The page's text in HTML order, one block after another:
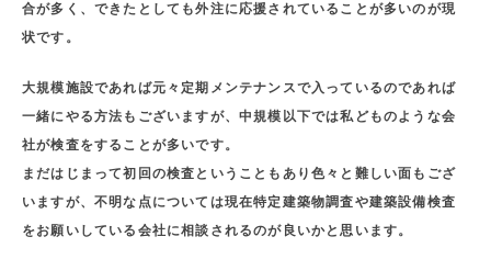
合が多く、できたとしても外注に応援されていることが多いのが現
状です。
大規模施設であれば元々定期メンテナンスで入っているのであれば
一緒にやる方法もございますが、中規模以下では私どものような会
社が検査をすることが多いです。
まだはじまって初回の検査ということもあり色々と難しい面もござ
いますが、不明な点については現在特定建築物調査や建築設備検査
をお願いしている会社に相談されるのが良いかと思います。